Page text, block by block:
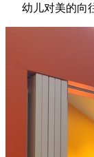
幼儿对美的向